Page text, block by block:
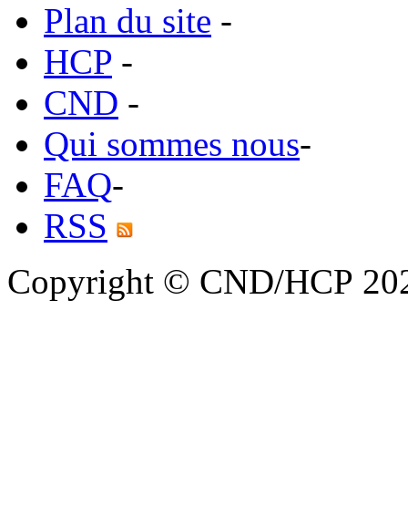
Plan du site -
HCP -
CND -
Qui sommes nous-
FAQ-
RSS
Copyright © CND/HCP